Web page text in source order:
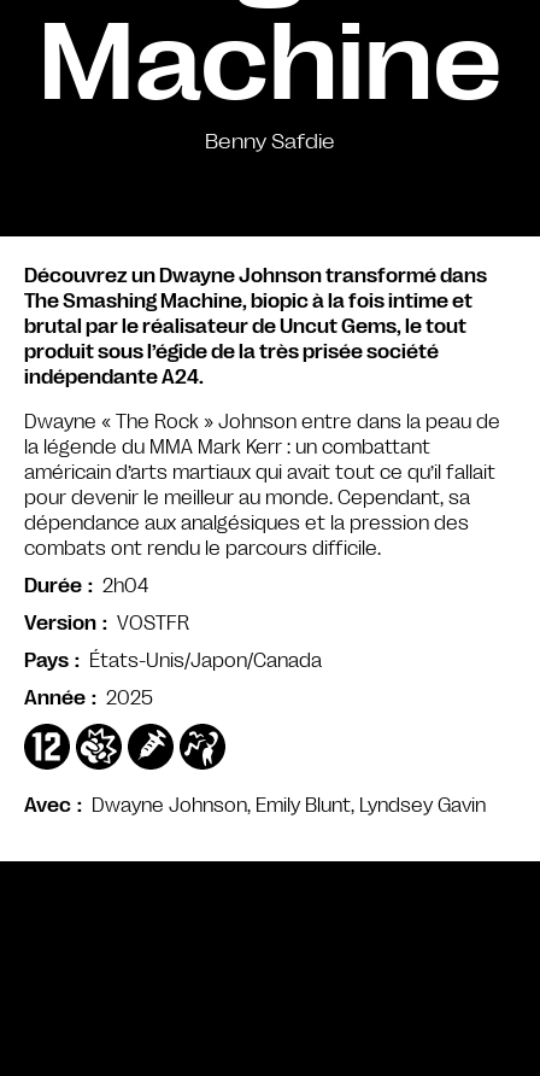
Machine
Benny Safdie
Avec Dwayne Johnson, Emily Blunt, Lyndsey Gavin
Découvrez un Dwayne Johnson transformé dans
The Smashing Machine, biopic à la fois intime et
brutal par le réalisateur de Uncut Gems, le tout
produit sous l’égide de la très prisée société
indépendante A24.
Dwayne « The Rock » Johnson entre dans la peau de
la légende du MMA Mark Kerr : un combattant
américain d’arts martiaux qui avait tout ce qu’il fallait
pour devenir le meilleur au monde. Cependant, sa
dépendance aux analgésiques et la pression des
combats ont rendu le parcours difficile.
Durée
2h04
Version
VOSTFR
Pays
États-Unis/Japon/Canada
Année
2025